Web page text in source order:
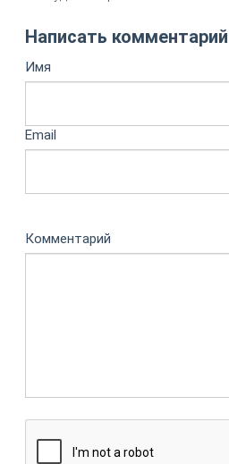
Написать комментарий
Имя
Email
Комментарий